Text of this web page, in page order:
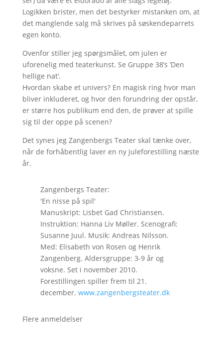
Logikken brister, men det bestyrker mistanken om, at
det manglende salg må skrives på søskendeparrets
egen konto.
Ovenfor stiller jeg spørgsmålet, om julen er
uforenelig med teaterkunst. Se Gruppe 38’s ’Den
hellige nat’.
Hvordan skabe et univers? En magisk ring hvor man
bliver inkluderet, og hvor den forundring der opstår,
er større hos publikum end den, de prøver at spille
sig til der oppe på scenen?
Det synes jeg Zangenbergs Teater skal tænke over,
når de forhåbentlig laver en ny juleforestilling næste
år.
Zangenbergs Teater:
'En nisse på spil'
Manuskript: Lisbet Gad Christiansen.
Instruktion: Hanna Liv Møller. Scenografi:
Susanne Juul. Musik: Andreas Nilsson.
Med: Elisabeth von Rosen og Henrik
Zangenberg. Aldersgruppe: 3-9 år og
voksne. Set i november 2010.
Forestillingen spiller frem til 21.
december. www.zangenbergsteater.dk
Flere anmeldelser